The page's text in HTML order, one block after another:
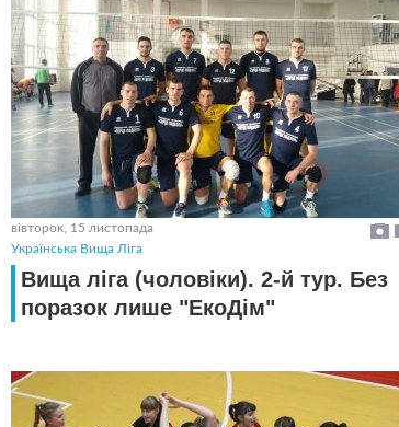
вівторок, 15 листопада
Українська Вища Ліга
Вища ліга (чоловіки). 2-й тур. Без
поразок лише "ЕкоДім"